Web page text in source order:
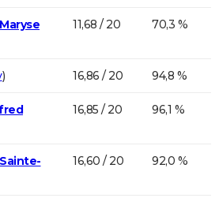
11,68 / 20 70,3 %
) 16,86 / 20 94,8 %
16,85 / 20 96,1 %
16,60 / 20 92,0 %